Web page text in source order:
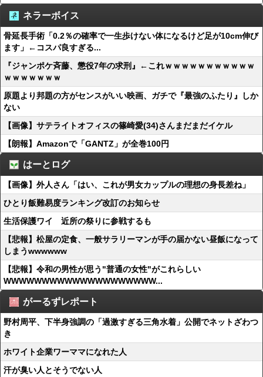
ネラーボイス
骨延長手術「0.2％の確率で一生歩けない体になるけど足が10cm伸び
ます」←コスパ良すぎる...
『ジャンポケ斉藤、懲役7年の求刑』←これｗｗｗｗｗｗｗｗｗｗｗ
ｗｗｗｗｗｗｗ
原題より邦題の方がセンスがいい映画、ガチで『最強のふたり』しか
ない
【画像】サテライトオフィスの篠崎愛(34)さんまだまだイケル
【朗報】Amazonで「GANTZ」が全巻100円
はーとログ
【画像】外人さん「はい、これが男女カップルの理想の身長差ね」
ひとり飯難易度ランキング改訂のお知らせ
生活保護ワイ 近所の祭りに参戦するも
【悲報】松屋の定食、一般サラリーマンが手の届かない昼飯になって
しまうwwwwww
【悲報】令和の男性が思う"普通の女性"がこれらしい
WWWWWWWWWWWWWWWWWWWW...
がーるずレポート
野村周平、下半身強調の「過激すぎる三角水着」公開でネットざわつ
き
ホワイト企業ワーママになれた人
汗が臭い人とそうでない人